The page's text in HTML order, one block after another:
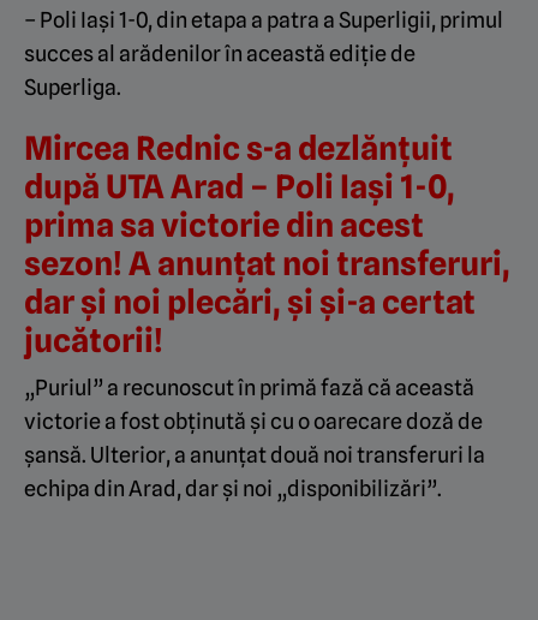
– Poli Iași 1-0, din etapa a patra a Superligii, primul
succes al arădenilor în această ediție de
Superliga.
Mircea Rednic s-a dezlănțuit
după UTA Arad – Poli Iași 1-0,
prima sa victorie din acest
sezon! A anunțat noi transferuri,
dar și noi plecări, și și-a certat
jucătorii!
„Puriul” a recunoscut în primă fază că această
victorie a fost obținută și cu o oarecare doză de
șansă. Ulterior, a anunțat două noi transferuri la
echipa din Arad, dar și noi „disponibilizări”.